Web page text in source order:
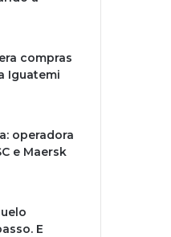
compras
Iguatemi
operadora
e Maersk
E